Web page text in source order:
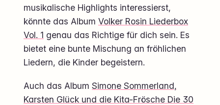
musikalische Highlights interessierst,
könnte das Album Volker Rosin Liederbox
Vol. 1 genau das Richtige für dich sein. Es
bietet eine bunte Mischung an fröhlichen
Liedern, die Kinder begeistern.
Auch das Album Simone Sommerland,
Karsten Glück und die Kita-Frösche Die 30